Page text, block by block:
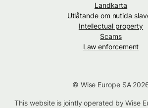
Landkarta
Utlåtande om nutida
Intellectual property
Scams
Law enforcement
© Wise Europe SA
This website is jointly operated by Wise